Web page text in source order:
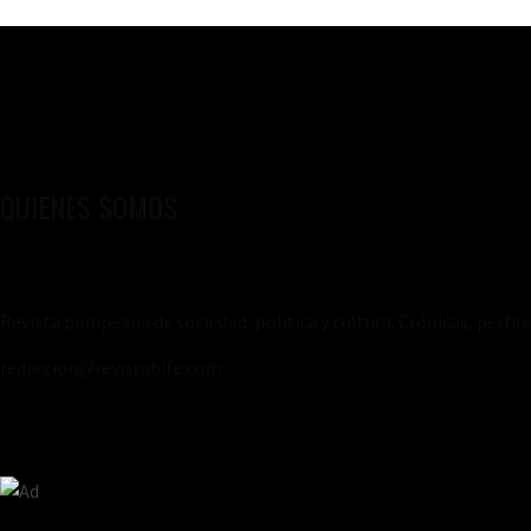
entradas